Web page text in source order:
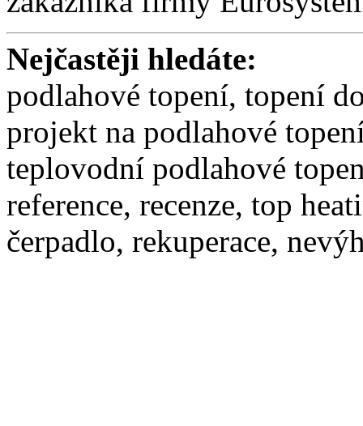
Nejčastěji hledáte:
podlahové topení, topení
projekt na podlahové
teplovodní podlahové
reference, recenze, top
čerpadlo, rekuperace,